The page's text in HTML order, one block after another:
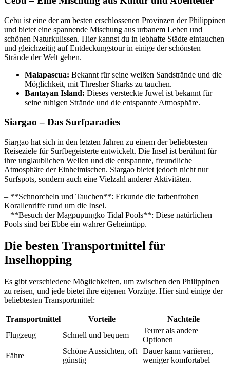
Cebu ist eine der am besten erschlossenen Provinzen der Philippinen
und bietet eine spannende Mischung aus urbanem Leben und
schönen Naturkulissen. Hier kannst du in lebhafte Städte eintauchen
und gleichzeitig auf Entdeckungstour in einige der schönsten
Strände der Welt gehen.
Malapascua: Bekannt für seine weißen Sandstrände und die
Möglichkeit, mit Thresher Sharks zu tauchen.
Bantayan Island: Dieses versteckte Juwel ist bekannt für
seine ruhigen Strände und die entspannte Atmosphäre.
Siargao – Das Surfparadies
Siargao hat sich in den letzten Jahren zu einem der beliebtesten
Reiseziele für Surfbegeisterte entwickelt. Die Insel ist berühmt für
ihre unglaublichen Wellen und die entspannte, freundliche
Atmosphäre der Einheimischen. Siargao bietet jedoch nicht nur
Surfspots, sondern auch eine Vielzahl anderer Aktivitäten.
– **Schnorcheln und Tauchen**: Erkunde die farbenfrohen
Korallenriffe rund um die Insel.
– **Besuch der Magpupungko Tidal Pools**: Diese natürlichen
Pools sind bei Ebbe ein wahrer Geheimtipp.
Die besten Transportmittel für
Inselhopping
Es gibt verschiedene Möglichkeiten, um zwischen den Philippinen
zu reisen, und jede bietet ihre eigenen Vorzüge. Hier sind einige der
beliebtesten Transportmittel:
Transportmittel Vorteile
Nachteile
Flugzeug
Schnell und bequem
Teurer als andere
Optionen
Fähre
Schöne Aussichten, oft
günstig
Dauer kann variieren,
weniger komfortabel